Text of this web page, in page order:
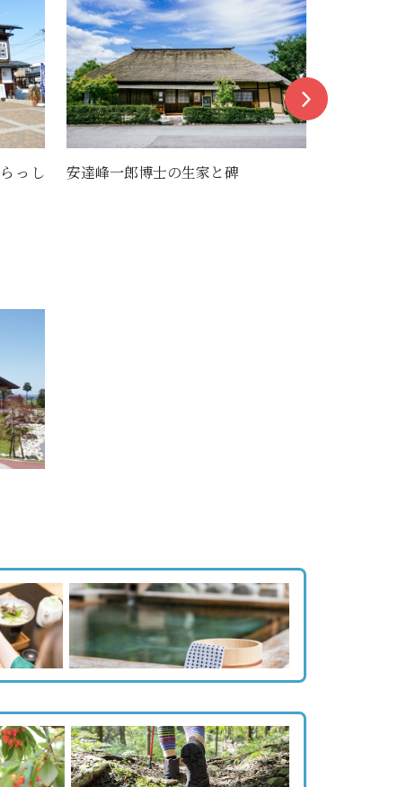
ニット館すだまり